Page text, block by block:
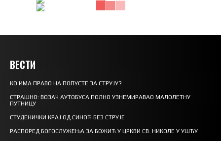
ВЕСТИ
КО ИМА ПРАВО НА ПОПУСТЕ ЗА СТРУЈУ?
СТРАШНО: ВОЗАЧ АУТОБУСА ПОЛНО УЗНЕМИРАВАО МАЛОЛЕТНУ
ПУТНИЦУ
СТУДЕНИЧКИ КРАЈ ОД СИНОЋ БЕЗ СТРУЈЕ
РАСПОРЕД БОГОСЛУЖЕЊА ЗА БОЖИЋ У ЦРКВИ СВ. НИКОЛЕ У УШЋУ